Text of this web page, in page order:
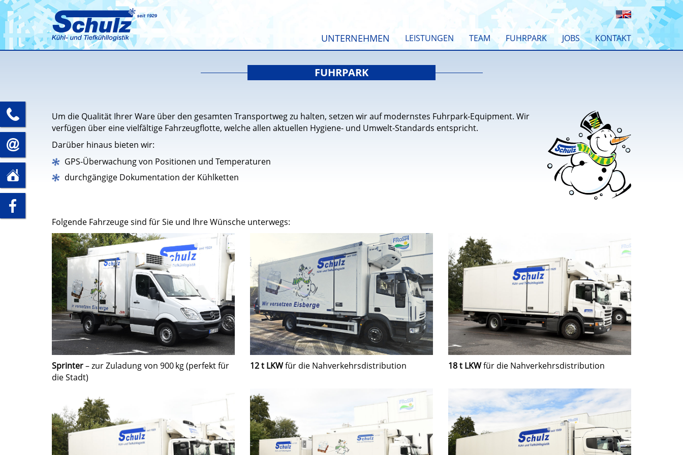
(0)35241
info@spedition-
Schulz Speditions GmbH
Döbelner Str. 66
unserer
Facebook-
Seite
UNTERNEHMEN LEISTUNGEN TEAM FUHRPARK JOBS KONTAKT
FUHRPARK
Um die Qualität Ihrer Ware über den gesamten Transportweg zu halten, setzen wir auf modernstes Fuhrpark-Equipment. Wir
verfügen über eine vielfältige Fahrzeugflotte, welche allen aktuellen Hygiene- und Umwelt-Standards entspricht.
Darüber hinaus bieten wir:
GPS-Überwachung von Positionen und Temperaturen
durchgängige Dokumentation der Kühlketten
Folgende Fahrzeuge sind für Sie und Ihre Wünsche unterwegs:
Sprinter– zur Zuladung von 900 kg (perfekt für
die Stadt)
12 t LKWfür die Nahverkehrsdistribution 18 t LKWfür die Nahverkehrsdistribution